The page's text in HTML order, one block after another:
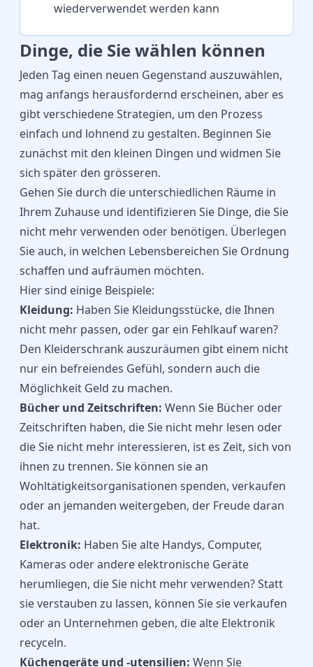
wiederverwendet werden kann
Dinge, die Sie wählen können
Jeden Tag einen neuen Gegenstand auszuwählen,
mag anfangs herausfordernd erscheinen, aber es
gibt verschiedene Strategien, um den Prozess
einfach und lohnend zu gestalten. Beginnen Sie
zunächst mit den kleinen Dingen und widmen Sie
sich später den grösseren.
Gehen Sie durch die unterschiedlichen Räume in
Ihrem Zuhause und identifizieren Sie Dinge, die Sie
nicht mehr verwenden oder benötigen. Überlegen
Sie auch, in welchen Lebensbereichen Sie Ordnung
schaffen und aufräumen möchten.
Hier sind einige Beispiele:
Kleidung: Haben Sie Kleidungsstücke, die Ihnen
nicht mehr passen, oder gar ein Fehlkauf waren?
Den Kleiderschrank auszuräumen gibt einem nicht
nur ein befreiendes Gefühl, sondern auch die
Möglichkeit Geld zu machen.
Bücher und Zeitschriften: Wenn Sie Bücher oder
Zeitschriften haben, die Sie nicht mehr lesen oder
die Sie nicht mehr interessieren, ist es Zeit, sich von
ihnen zu trennen. Sie können sie an
Wohltätigkeitsorganisationen spenden, verkaufen
oder an jemanden weitergeben, der Freude daran
hat.
Elektronik: Haben Sie alte Handys, Computer,
Kameras oder andere elektronische Geräte
herumliegen, die Sie nicht mehr verwenden? Statt
sie verstauben zu lassen, können Sie sie verkaufen
oder an Unternehmen geben, die alte Elektronik
recyceln.
Küchengeräte und -utensilien: Wenn Sie